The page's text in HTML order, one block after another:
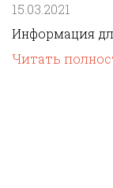
15.03.2021
Информация
Читать